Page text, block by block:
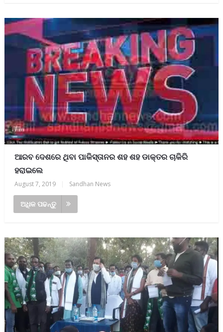
ଆରବ ଦେଶରେ ଥିବା ପାକିସ୍ତାନର ଶହ ଶହ ଡାକ୍ତର ଚାକିରି
ହରାଇଲେ
August 7, 2019 Sandhan News
ଅଧିକ ପଢନ୍ତୁ